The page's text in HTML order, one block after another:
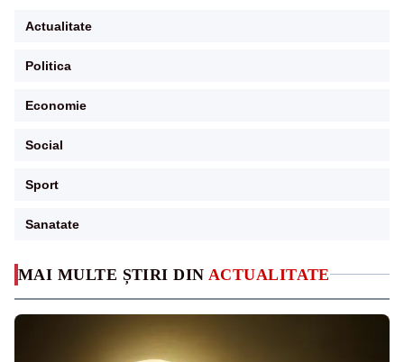
MAI MULTE ȘTIRI DIN ACTUALITATE
Actualitate
Politica
Economie
Social
Sport
Sanatate